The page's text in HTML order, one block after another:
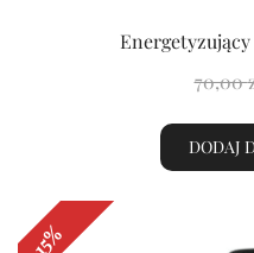
70,00
DODAJ